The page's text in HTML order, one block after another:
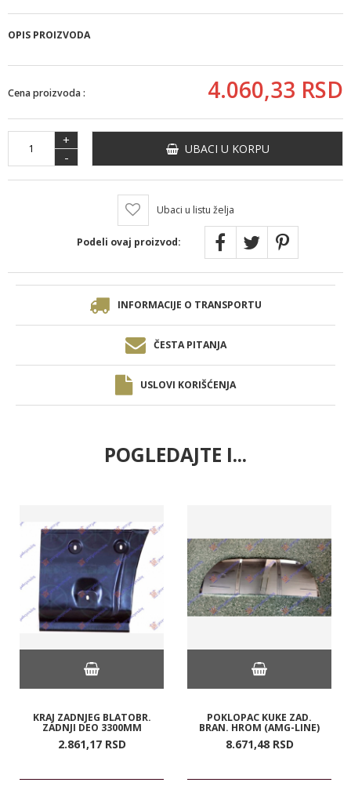
OPIS PROIZVODA
Cena proizvoda : 4.060,33 RSD
+
-
UBACI U KORPU
Ubaci u listu želja
Podeli ovaj proizvod:
INFORMACIJE O TRANSPORTU
ČESTA PITANJA
USLOVI KORIŠĆENJA
POGLEDAJTE I...
KRAJ ZADNJEG BLATOBR.
ZADNJI DEO 3300MM
2.861,17 RSD
POKLOPAC KUKE ZAD.
BRAN. HROM (AMG-LINE)
8.671,48 RSD